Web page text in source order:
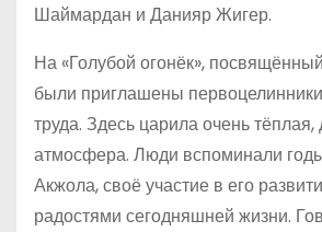
Шаймардан и Данияр Жигер.
На «Голубой огонёк»,
были приглашены
труда. Здесь царила очень тёплая,
атмосфера. Люди вспоминали
Акжола, своё участие в его
радостями сегодняшней жизни.